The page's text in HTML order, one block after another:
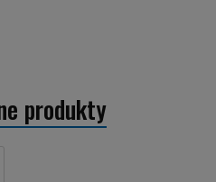
produkty